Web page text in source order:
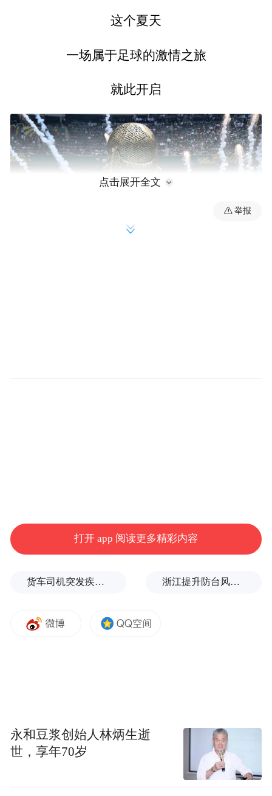
这个夏天
一场属于足球的激情之旅
就此开启
点击展开全文
举报
打开 app 阅读更多精彩内容
货车司机突发疾病晕倒车轮边，陌生同行第一时间发现并救助 浙江提升防台风应急响应至Ⅰ级
永和豆浆创始人林炳生逝
世，享年70岁